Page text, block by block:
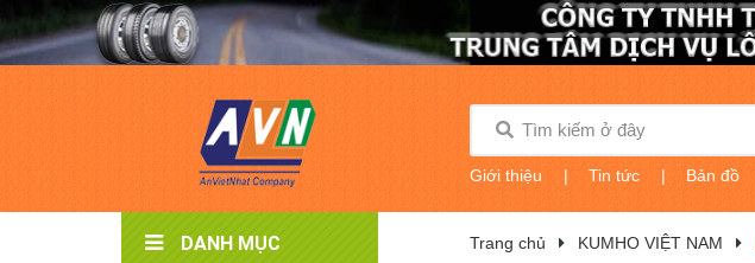
Giới thiệu | Tin tức | Bản đồ
DANH MỤC Trang chủ KUMHO VIỆT NAM